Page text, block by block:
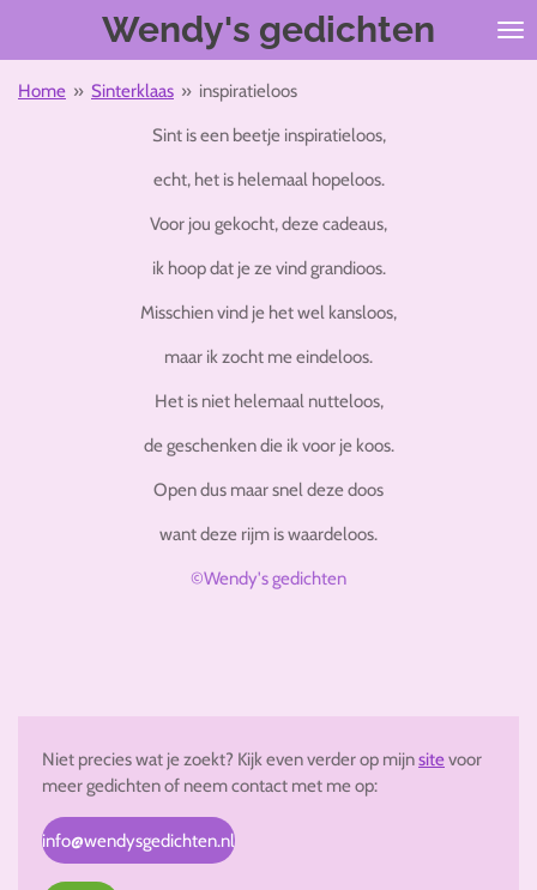
de
Wendy's gedichten
Home » Sinterklaas » inspiratieloos
Sint is een beetje inspiratieloos,
echt, het is helemaal hopeloos.
Voor jou gekocht, deze cadeaus,
ik hoop dat je ze vind grandioos.
Misschien vind je het wel kansloos,
maar ik zocht me eindeloos.
Het is niet helemaal nutteloos,
de geschenken die ik voor je koos.
Open dus maar snel deze doos
want deze rijm is waardeloos.
©Wendy's gedichten
Niet precies wat je zoekt? Kijk even verder op mijnsitevoor
meer gedichten of neem contact met me op:
info@wendysgedichten.nl